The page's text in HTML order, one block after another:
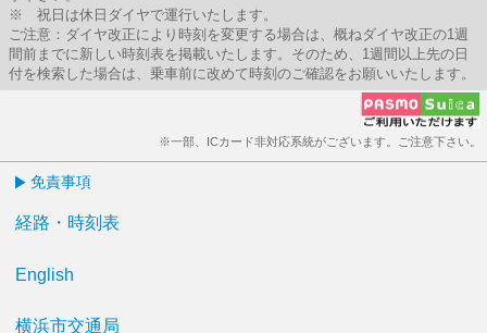
※ 祝日は休日ダイヤで運行いたします。
ご注意：ダイヤ改正により時刻を変更する場合は、概ねダイヤ改正の1週
間前までに新しい時刻表を掲載いたします。そのため、1週間以上先の日
付を検索した場合は、乗車前に改めて時刻のご確認をお願いいたします。
※一部、ICカード非対応系統がございます。ご注意下さい。
免責事項
経路・時刻表
English
横浜市交通局